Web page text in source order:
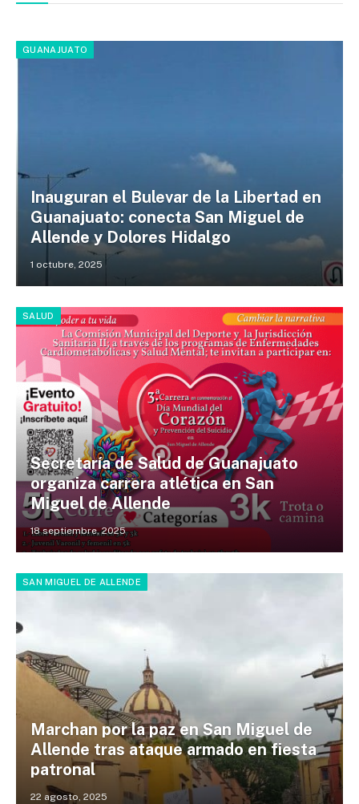
GUANAJUATO
Inauguran el Bulevar de la Libertad en
Guanajuato: conecta San Miguel de
Allende y Dolores Hidalgo
1 octubre, 2025
SALUD
Secretaría de Salud de Guanajuato
organiza carrera atlética en San
Miguel de Allende
18 septiembre, 2025
SAN MIGUEL DE ALLENDE
Marchan por la paz en San Miguel de
Allende tras ataque armado en fiesta
patronal
22 agosto, 2025